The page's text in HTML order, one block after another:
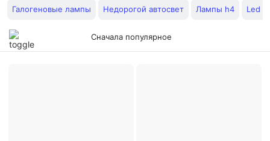
Галогеновые лампы Недорогой автосвет Лампы h4 Led
Сначала популярное